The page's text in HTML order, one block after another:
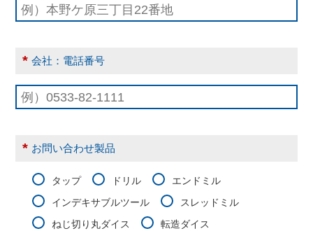
* 会社：電話番号
* お問い合わせ製品
タップ ドリル
エンドミル
インデキサブルツール
スレッドミル
ねじ切り丸ダイス
転造ダイス